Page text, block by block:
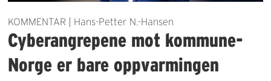
KOMMENTAR | Hans-Petter N.-Hansen
Cyberangrepene mot kommune-
Norge er bare oppvarmingen